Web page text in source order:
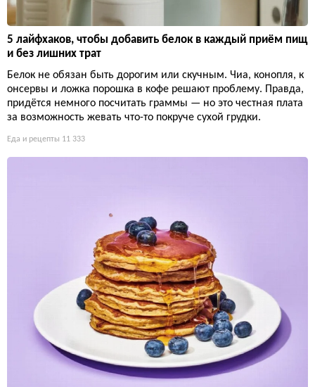
5 лайфхаков, чтобы добавить белок в каждый приём пищ
и без лишних трат
Белок не обязан быть дорогим или скучным. Чиа, конопля, к
онсервы и ложка порошка в кофе решают проблему. Правда,
придётся немного посчитать граммы — но это честная плата
за возможность жевать что-то покруче сухой грудки.
Еда и рецепты 11 333